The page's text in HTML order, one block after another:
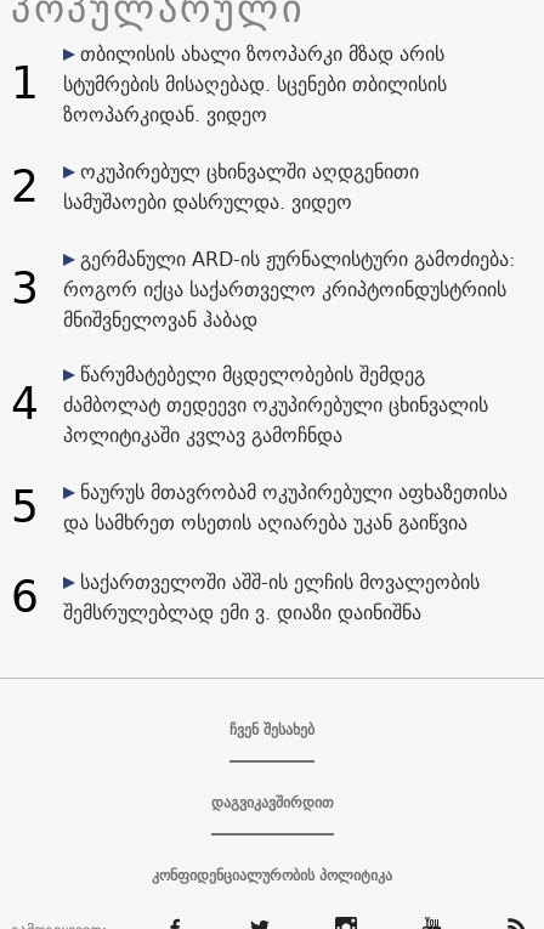
1
თბილისის ახალი ზოოპარკი მზად არის
სტუმრების მისაღებად. სცენები თბილისის
ზოოპარკიდან. ვიდეო
2
ოკუპირებულ ცხინვალში აღდგენითი
სამუშაოები დასრულდა. ვიდეო
3
გერმანული ARD-ის ჟურნალისტური გამოძიება:
როგორ იქცა საქართველო კრიპტოინდუსტრიის
მნიშვნელოვან ჰაბად
4
წარუმატებელი მცდელობების შემდეგ
ძამბოლატ თედეევი ოკუპირებული ცხინვალის
პოლიტიკაში კვლავ გამოჩნდა
5
ნაურუს მთავრობამ ოკუპირებული აფხაზეთისა
და სამხრეთ ოსეთის აღიარება უკან გაიწვია
6
საქართველოში აშშ-ის ელჩის მოვალეობის
შემსრულებლად ემი ვ. დიაზი დაინიშნა
ჩვენ შესახებ
დაგვიკავშირდით
კონფიდენციალურობის პოლიტიკა